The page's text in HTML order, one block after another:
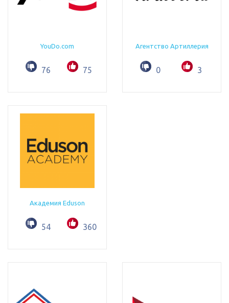
YouDo.com
76 75
Агентство Артиллерия
0 3
Академия Eduson
54 360